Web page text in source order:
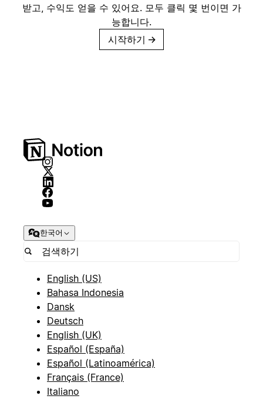
받고, 수익도 얻을 수 있어요. 모두 클릭 몇 번이면 가
능합니다.
시작하기 →
한국어
English (US)
Bahasa Indonesia
Dansk
Deutsch
English (UK)
Español (España)
Español (Latinoamérica)
Français (France)
Italiano